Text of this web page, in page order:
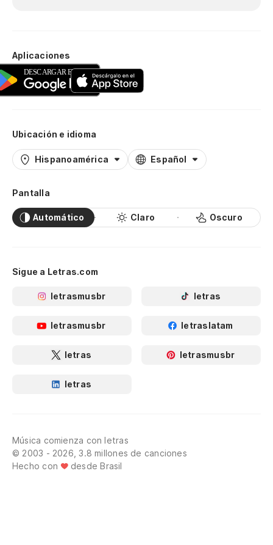
Aplicaciones
Ubicación e idioma
Hispanoamérica Español
Pantalla
Automático Claro Oscuro
Sigue a Letras.com
letrasmusbr letras
letrasmusbr letraslatam
letras letrasmusbr
letras
Música comienza con letras
© 2003 - 2026, 3.8 millones de canciones
Hecho con
desde Brasil